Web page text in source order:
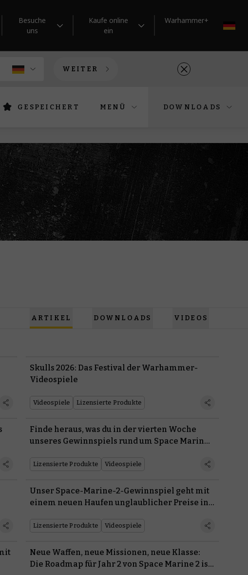
Besuche
uns
Kaufe online
ein
Warhammer+
WEITER
GESPEICHERT MENÜ DOWNLOADS
ARTIKEL DOWNLOADS VIDEOS
Skulls 2026: Das Festival der Warhammer-
Videospiele
Videospiele Lizensierte Produkte
Finde heraus, was du in der vierten Woche
unseres Gewinnspiels rund um Space Marine 2
Lizensierte Produkte Videospiele
Unser Space-Marine-2-Gewinnspiel geht mit
einem neuen Haufen unglaublicher Preise in
Lizensierte Produkte Videospiele
Neue Waffen, neue Missionen, neue Klasse:
Die Roadmap für Jahr 2 von Space Marine 2 ist